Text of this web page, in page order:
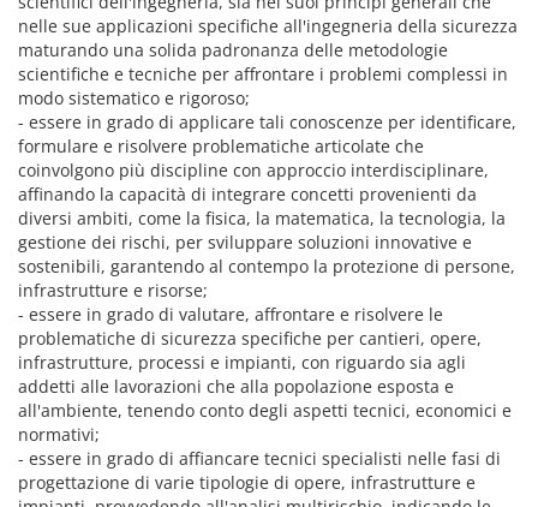
nelle sue applicazioni specifiche all'ingegneria della sicurezza
maturando una solida padronanza delle metodologie
scientifiche e tecniche per affrontare i problemi complessi in
modo sistematico e rigoroso;
- essere in grado di applicare tali conoscenze per identificare,
formulare e risolvere problematiche articolate che
coinvolgono più discipline con approccio interdisciplinare,
affinando la capacità di integrare concetti provenienti da
diversi ambiti, come la fisica, la matematica, la tecnologia, la
gestione dei rischi, per sviluppare soluzioni innovative e
sostenibili, garantendo al contempo la protezione di persone,
infrastrutture e risorse;
- essere in grado di valutare, affrontare e risolvere le
problematiche di sicurezza specifiche per cantieri, opere,
infrastrutture, processi e impianti, con riguardo sia agli
addetti alle lavorazioni che alla popolazione esposta e
all'ambiente, tenendo conto degli aspetti tecnici, economici e
normativi;
- essere in grado di affiancare tecnici specialisti nelle fasi di
progettazione di varie tipologie di opere, infrastrutture e